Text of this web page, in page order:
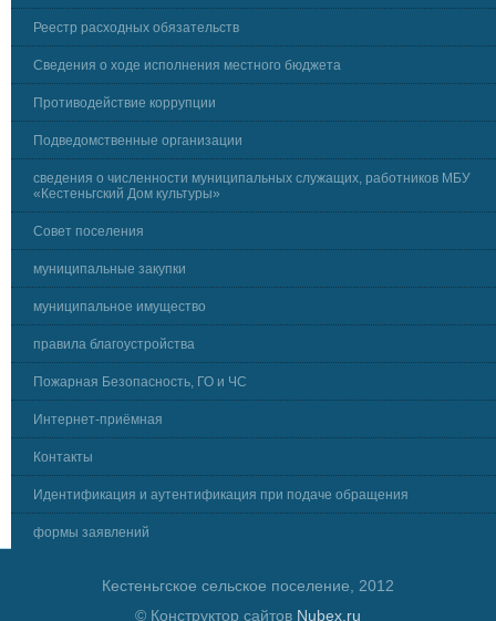
Реестр расходных обязательств
Сведения о ходе исполнения местного бюджета
Противодействие коррупции
Подведомственные организации
сведения о численности муниципальных служащих, работников МБУ
«Кестеньгский Дом культуры»
Совет поселения
муниципальные закупки
муниципальное имущество
правила благоустройства
Пожарная Безопасность, ГО и ЧС
Интернет-приёмная
Контакты
Идентификация и аутентификация при подаче обращения
формы заявлений
Кестеньгское сельское поселение, 2012
© Конструктор сайтов Nubex.ru